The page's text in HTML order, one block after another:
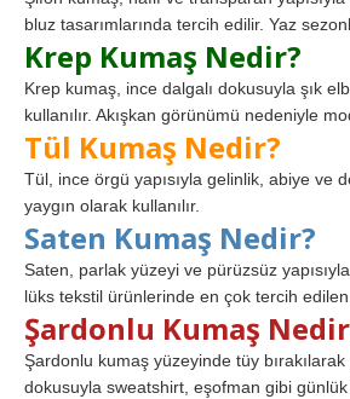
bluz tasarımlarında tercih edilir. Yaz
Krep Kumaş Nedir?
Krep kumaş, ince dalgalı dokusuyla şık
kullanılır. Akışkan görünümü nedeniyle
Tül Kumaş Nedir?
Tül, ince örgü yapısıyla gelinlik, abiye ve
yaygın olarak kullanılır.
Saten Kumaş Nedir?
Saten, parlak yüzeyi ve pürüzsüz
lüks tekstil ürünlerinde en çok tercih
Şardonlu Kumaş
Şardonlu kumaş yüzeyinde tüy bırakılarak
dokusuyla sweatshirt, eşofman gibi günlük